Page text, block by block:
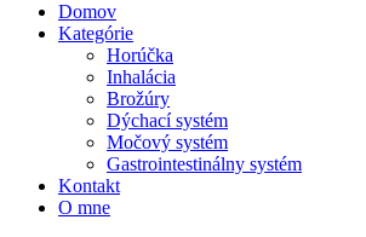
Domov
Kategórie
Horúčka
Inhalácia
Brožúry
Dýchací systém
Močový systém
Gastrointestinálny systém
Kontakt
O mne